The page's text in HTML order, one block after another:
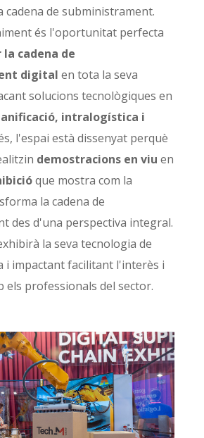
cadena de subministrament.
és l'oportunitat perfecta
cadena de
digital en tota la seva
solucions tecnològiques en
intralogística i
l'espai està dissenyat perquè
demostracions en viu en
que mostra com la
la cadena de
des d'una perspectiva integral.
la seva tecnologia de
i impactant facilitant l'interès i
els professionals del sector.